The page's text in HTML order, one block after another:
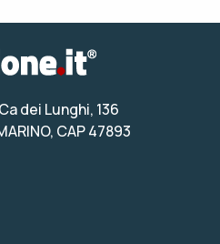
dei Lunghi, 136
CAP 47893